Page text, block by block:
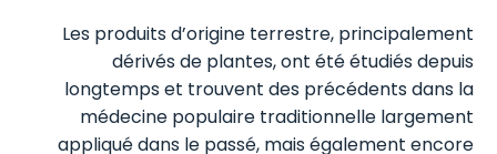
Les produits d’origine terrestre, principalement
dérivés de plantes, ont été étudiés depuis
longtemps et trouvent des précédents dans la
médecine populaire traditionnelle largement
appliqué dans le passé, mais également encore